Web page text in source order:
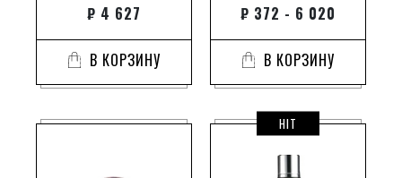
₽ 4 627
В КОРЗИНУ
₽ 372 - 6 020
В КОРЗИНУ
HIT